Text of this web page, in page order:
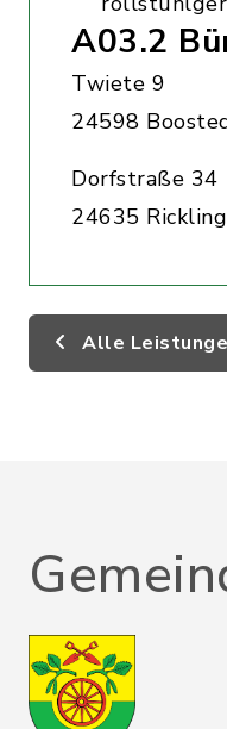
A03.2
Twiete 9
24598
Dorfstraße 34
24635 Rickling
Alle